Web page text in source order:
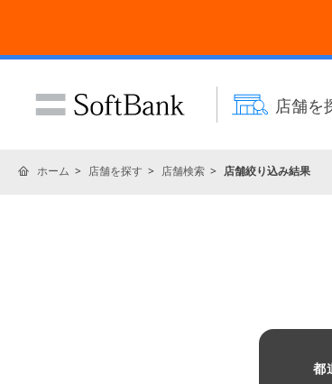
店舗を
ホーム 店舗を探す 店舗検索 店舗絞り込み結果
都